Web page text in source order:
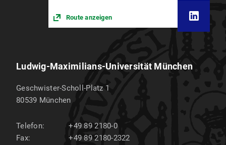
Route anzeigen
Ludwig-Maximilians-Universität München
Geschwister-Scholl-Platz 1
80539 München
Telefon:
+49 89 2180-0
Fax:
+49 89 2180-2322